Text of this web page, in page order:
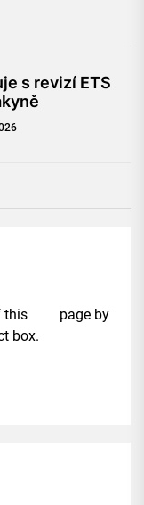
s revizí ETS
this page by
box.